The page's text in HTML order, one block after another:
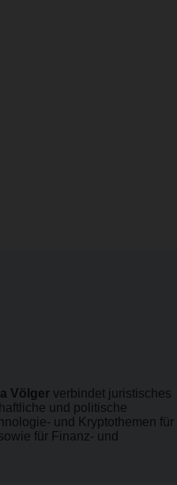
Völger verbindet juristisches
und politische
und Kryptothemen für
für Finanz- und